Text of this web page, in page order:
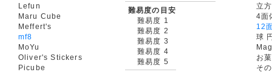
Lefun
Maru Cube
Meffert's
mf8
MoYu
Oliver's Stickers
Picube
難易度の目安
難易度 1
難易度 2
難易度 3
難易度 4
難易度 5
立
4面
12
球
お
そ